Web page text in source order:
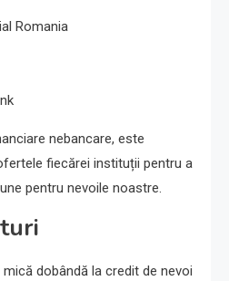
Romania
nebancare, este
fiecărei instituții pentru a
pentru nevoile noastre.
dobândă la credit de nevoi